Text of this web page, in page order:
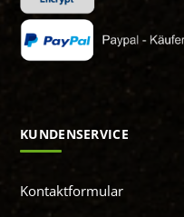
KUNDENSERVICE
Kontaktformular